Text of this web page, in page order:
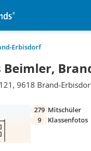
Erbisdorf
Beimler,
9618 Brand-
279 Mitschüler
9
Klassenfotos